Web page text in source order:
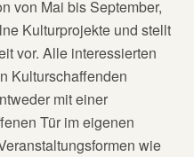
von Mai bis September,
Kulturprojekte und stellt
vor. Alle interessierten
Kulturschaffenden
mit einer
Tür im eigenen
wie